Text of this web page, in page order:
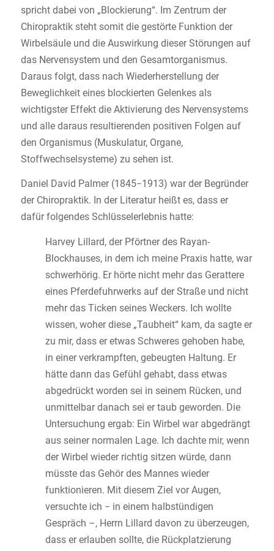
spricht dabei von „Blockierung“. Im Zentrum der
Chiropraktik steht somit die gestörte Funktion der
Wirbelsäule und die Auswirkung dieser Störungen auf
das Nervensystem und den Gesamtorganismus.
Daraus folgt, dass nach Wiederherstellung der
Beweglichkeit eines blockierten Gelenkes als
wichtigster Effekt die Aktivierung des Nervensystems
und alle daraus resultierenden positiven Folgen auf
den Organismus (Muskulatur, Organe,
Stoffwechselsysteme) zu sehen ist.
Daniel David Palmer (1845−1913) war der Begründer
der Chiropraktik. In der Literatur heißt es, dass er
dafür folgendes Schlüsselerlebnis hatte:
Harvey Lillard, der Pförtner des Rayan-
Blockhauses, in dem ich meine Praxis hatte, war
schwerhörig. Er hörte nicht mehr das Gerattere
eines Pferdefuhrwerks auf der Straße und nicht
mehr das Ticken seines Weckers. Ich wollte
wissen, woher diese „Taubheit“ kam, da sagte er
zu mir, dass er etwas Schweres gehoben habe,
in einer verkrampften, gebeugten Haltung. Er
hätte dann das Gefühl gehabt, dass etwas
abgedrückt worden sei in seinem Rücken, und
unmittelbar danach sei er taub geworden. Die
Untersuchung ergab: Ein Wirbel war abgedrängt
aus seiner normalen Lage. Ich dachte mir, wenn
der Wirbel wieder richtig sitzen würde, dann
müsste das Gehör des Mannes wieder
funktionieren. Mit diesem Ziel vor Augen,
versuchte ich − in einem halbstündigen
Gespräch –, Herrn Lillard davon zu überzeugen,
dass er erlauben sollte, die Rückplatzierung